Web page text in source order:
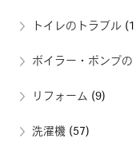
トイレのトラブル
ボイラー・ポンプの
リフォーム (9)
洗濯機 (57)